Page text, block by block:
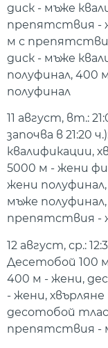
диск - мъже
препятствия -
м с
диск - мъже
полуфинал, 400
полуфинал
11 август, вт.:
започва в 21:20
квалификации,
5000 м - жени
жени полуфинал,
мъже
препятствия -
12 август, ср.:
Десетобой 100
400 м - жени,
- жени,
десотобой
препятствия -